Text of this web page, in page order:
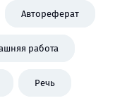
Автореферат
работа
Речь